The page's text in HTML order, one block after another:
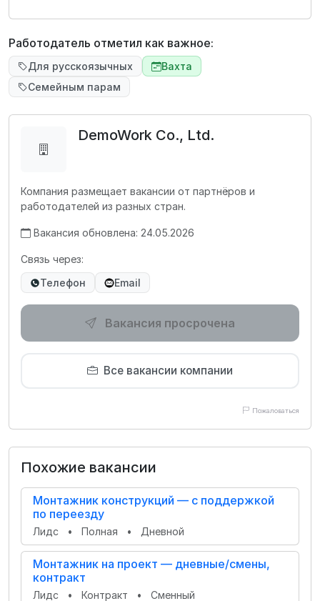
Работодатель отметил как важное:
Для русскоязычных
Вахта
Семейным парам
DemoWork Co., Ltd.
Компания размещает вакансии от партнёров и
работодателей из разных стран.
Вакансия обновлена: 24.05.2026
Связь через:
Телефон
Email
Вакансия просрочена
Все вакансии компании
Пожаловаться
Похожие вакансии
Монтажник конструкций — с поддержкой
по переезду
Лидс • Полная • Дневной
Монтажник на проект — дневные/смены,
контракт
Лидс • Контракт • Сменный